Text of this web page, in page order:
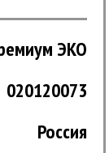
ЭКО
020120073
Россия